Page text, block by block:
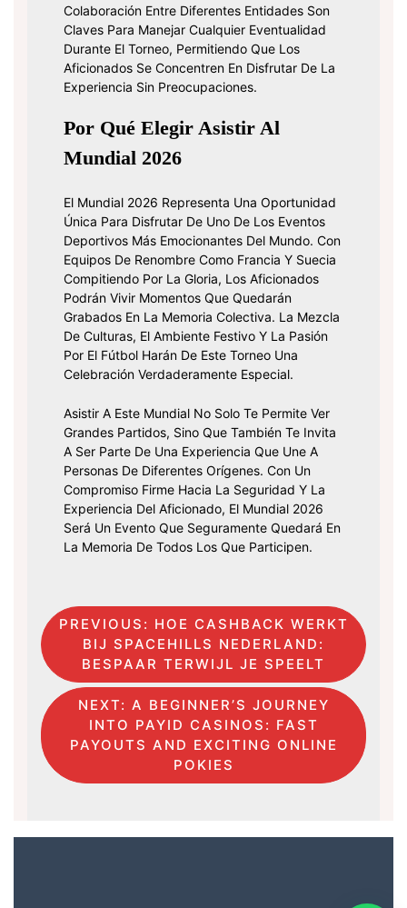
Colaboración Entre Diferentes Entidades Son
Claves Para Manejar Cualquier Eventualidad
Durante El Torneo, Permitiendo Que Los
Aficionados Se Concentren En Disfrutar De La
Experiencia Sin Preocupaciones.
Por Qué Elegir Asistir Al
Mundial 2026
El Mundial 2026 Representa Una Oportunidad
Única Para Disfrutar De Uno De Los Eventos
Deportivos Más Emocionantes Del Mundo. Con
Equipos De Renombre Como Francia Y Suecia
Compitiendo Por La Gloria, Los Aficionados
Podrán Vivir Momentos Que Quedarán
Grabados En La Memoria Colectiva. La Mezcla
De Culturas, El Ambiente Festivo Y La Pasión
Por El Fútbol Harán De Este Torneo Una
Celebración Verdaderamente Especial.
Asistir A Este Mundial No Solo Te Permite Ver
Grandes Partidos, Sino Que También Te Invita
A Ser Parte De Una Experiencia Que Une A
Personas De Diferentes Orígenes. Con Un
Compromiso Firme Hacia La Seguridad Y La
Experiencia Del Aficionado, El Mundial 2026
Será Un Evento Que Seguramente Quedará En
La Memoria De Todos Los Que Participen.
Post
Navigation
PREVIOUS: HOE CASHBACK WERKT
BIJ SPACEHILLS NEDERLAND:
BESPAAR TERWIJL JE SPEELT
NEXT: A BEGINNER’S JOURNEY
INTO PAYID CASINOS: FAST
PAYOUTS AND EXCITING ONLINE
POKIES